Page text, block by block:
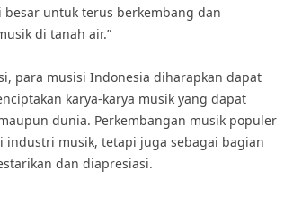
untuk terus berkembang dan
di tanah air.”
para musisi Indonesia diharapkan dapat
karya-karya musik yang dapat
dunia. Perkembangan musik populer
musik, tetapi juga sebagai bagian
dan diapresiasi.